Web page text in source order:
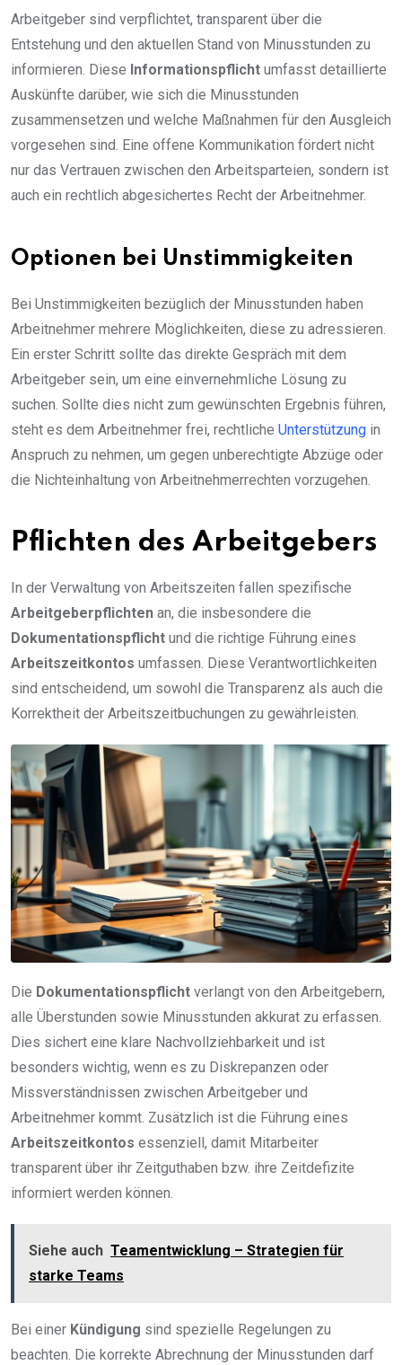
Arbeitgeber sind verpflichtet, transparent über die
Entstehung und den aktuellen Stand von Minusstunden zu
informieren. Diese Informationspflicht umfasst detaillierte
Auskünfte darüber, wie sich die Minusstunden
zusammensetzen und welche Maßnahmen für den Ausgleich
vorgesehen sind. Eine offene Kommunikation fördert nicht
nur das Vertrauen zwischen den Arbeitsparteien, sondern ist
auch ein rechtlich abgesichertes Recht der Arbeitnehmer.
Optionen bei Unstimmigkeiten
Bei Unstimmigkeiten bezüglich der Minusstunden haben
Arbeitnehmer mehrere Möglichkeiten, diese zu adressieren.
Ein erster Schritt sollte das direkte Gespräch mit dem
Arbeitgeber sein, um eine einvernehmliche Lösung zu
suchen. Sollte dies nicht zum gewünschten Ergebnis führen,
steht es dem Arbeitnehmer frei, rechtliche Unterstützung in
Anspruch zu nehmen, um gegen unberechtigte Abzüge oder
die Nichteinhaltung von Arbeitnehmerrechten vorzugehen.
Pflichten des Arbeitgebers
In der Verwaltung von Arbeitszeiten fallen spezifische
Arbeitgeberpflichten an, die insbesondere die
Dokumentationspflicht und die richtige Führung eines
Arbeitszeitkontos umfassen. Diese Verantwortlichkeiten
sind entscheidend, um sowohl die Transparenz als auch die
Korrektheit der Arbeitszeitbuchungen zu gewährleisten.
Die Dokumentationspflicht verlangt von den Arbeitgebern,
alle Überstunden sowie Minusstunden akkurat zu erfassen.
Dies sichert eine klare Nachvollziehbarkeit und ist
besonders wichtig, wenn es zu Diskrepanzen oder
Missverständnissen zwischen Arbeitgeber und
Arbeitnehmer kommt. Zusätzlich ist die Führung eines
Arbeitszeitkontos essenziell, damit Mitarbeiter
transparent über ihr Zeitguthaben bzw. ihre Zeitdefizite
informiert werden können.
Siehe auch Teamentwicklung – Strategien für
starke Teams
Bei einer Kündigung sind spezielle Regelungen zu
beachten. Die korrekte Abrechnung der Minusstunden darf